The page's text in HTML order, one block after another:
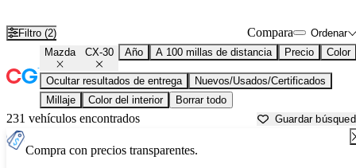
Filtro (2) Ordenar
Compara
Mazda CX-30 Año A 100 millas de distancia Precio Color
Ocultar resultados de entrega
Nuevos/Usados/Certificados
Millaje
Color del interior Borrar todo
231 vehículos encontrados Guardar
Compra con precios transparentes.